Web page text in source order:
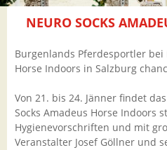
NEURO SOCKS
Burgenlands Pferdesportler bei
Horse Indoors in Salzburg
Von 21. bis 24. Jänner findet
Socks Amadeus Horse Indoors
Hygienevorschriften und mit
Veranstalter Josef Göllner und